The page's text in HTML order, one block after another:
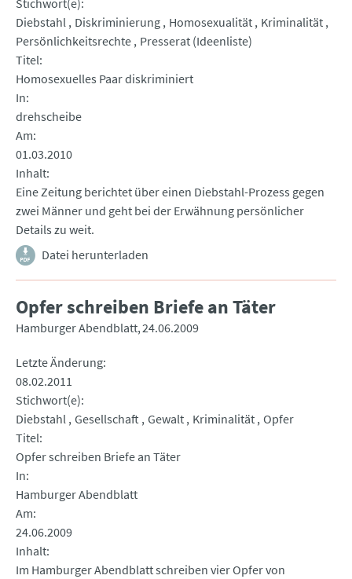
Stichwort(e)
Diebstahl Diskriminierung Homosexualität Kriminalität
Persönlichkeitsrechte Presserat (Ideenliste)
Titel
Homosexuelles Paar diskriminiert
In
drehscheibe
Am
01.03.2010
Inhalt
Eine Zeitung berichtet über einen Diebstahl-Prozess gegen
zwei Männer und geht bei der Erwähnung persönlicher
Details zu weit.
Datei herunterladen
Opfer schreiben Briefe an Täter
Hamburger Abendblatt 24.06.2009
Letzte Änderung
08.02.2011
Stichwort(e)
Diebstahl Gesellschaft Gewalt Kriminalität Opfer
Titel
Opfer schreiben Briefe an Täter
In
Hamburger Abendblatt
Am
24.06.2009
Inhalt
Im Hamburger Abendblatt schreiben vier Opfer von